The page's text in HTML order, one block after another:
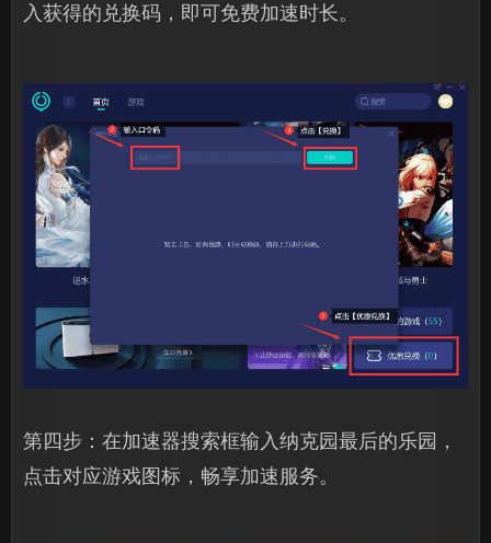
入获得的兑换码，即可免费加速时长。
第四步：在加速器搜索框输入纳克园最后的乐园，
点击对应游戏图标，畅享加速服务。